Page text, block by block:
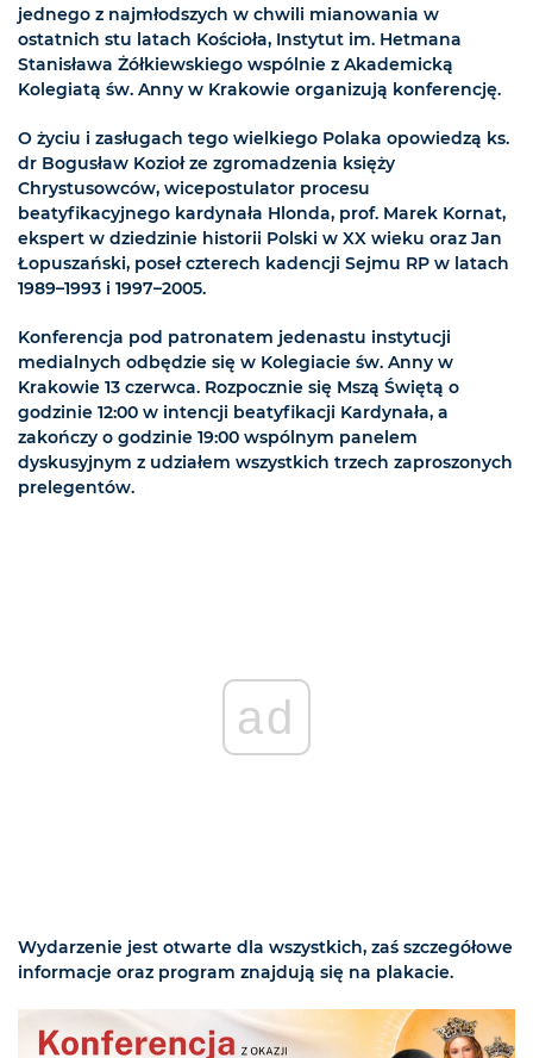
jednego z najmłodszych w chwili mianowania w
ostatnich stu latach Kościoła, Instytut im. Hetmana
Stanisława Żółkiewskiego wspólnie z Akademicką
Kolegiatą św. Anny w Krakowie organizują konferencję.
O życiu i zasługach tego wielkiego Polaka opowiedzą ks.
dr Bogusław Kozioł ze zgromadzenia księży
Chrystusowców, wicepostulator procesu
beatyfikacyjnego kardynała Hlonda, prof. Marek Kornat,
ekspert w dziedzinie historii Polski w XX wieku oraz Jan
Łopuszański, poseł czterech kadencji Sejmu RP w latach
1989–1993 i 1997–2005.
Konferencja pod patronatem jedenastu instytucji
medialnych odbędzie się w Kolegiacie św. Anny w
Krakowie 13 czerwca. Rozpocznie się Mszą Świętą o
godzinie 12:00 w intencji beatyfikacji Kardynała, a
zakończy o godzinie 19:00 wspólnym panelem
dyskusyjnym z udziałem wszystkich trzech zaproszonych
prelegentów.
ad
Wydarzenie jest otwarte dla wszystkich, zaś szczegółowe
informacje oraz program znajdują się na plakacie.